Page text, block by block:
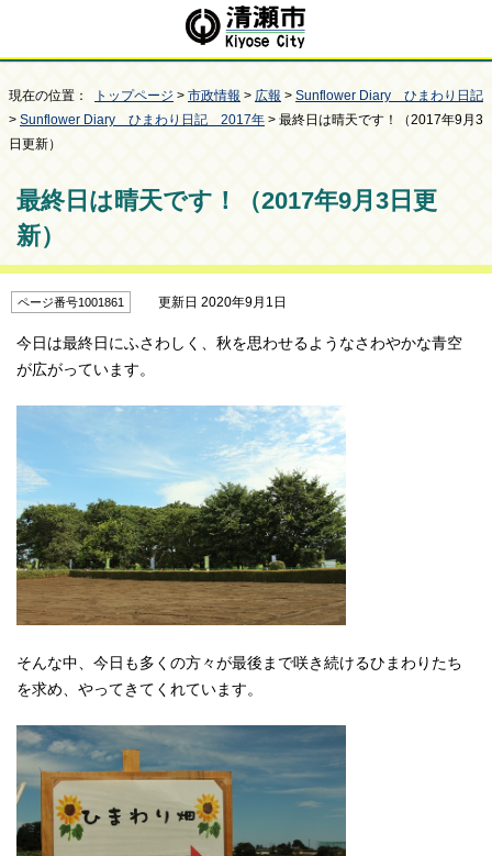
現在の位置： トップページ > 市政情報 > 広報 > Sunflower Diary ひまわり日記
> Sunflower Diary ひまわり日記 2017年 > 最終日は晴天です！（2017年9月3
日更新）
最終日は晴天です！（2017年9月3日更
新）
ページ番号1001861 更新日 2020年9月1日
今日は最終日にふさわしく、秋を思わせるようなさわやかな青空
が広がっています。
そんな中、今日も多くの方々が最後まで咲き続けるひまわりたち
を求め、やってきてくれています。